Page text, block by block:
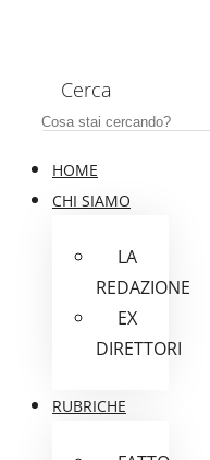
Cerca
HOME
CHI SIAMO
LA
REDAZIONE
EX
DIRETTORI
RUBRICHE